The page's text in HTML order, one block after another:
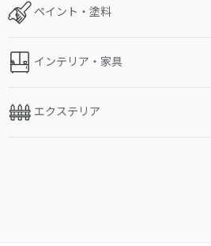
ペイント・塗料
インテリア・家具
エクステリア